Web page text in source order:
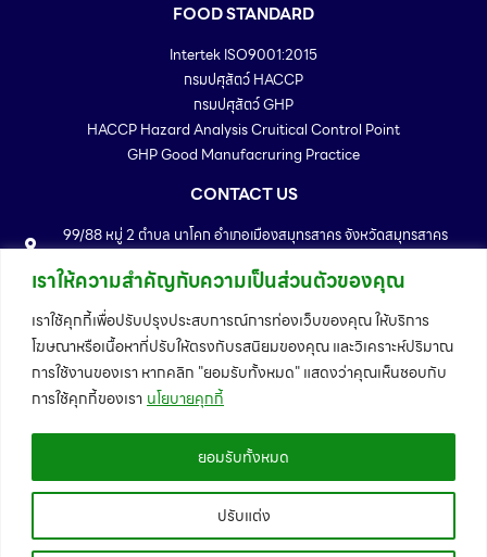
เราให้ความสำคัญกับความเป็นส่วนตัวของคุณ
เราใช้คุกกี้เพื่อปรับปรุงประสบการณ์การท่องเว็บของคุณ ให้บริการ
โฆษณาหรือเนื้อหาที่ปรับให้ตรงกับรสนิยมของคุณ และวิเคราะห์ปริมาณ
การใช้งานของเรา หากคลิก "ยอมรับทั้งหมด" แสดงว่าคุณเห็นชอบกับ
การใช้คุกกี้ของเรา นโยบายคุกกี้
ปรับแต่ง
ยอมรับทั้งหมด
FOOD STANDARD
Intertek ISO9001:2015
กรมปศุสัตว์ HACCP
กรมปศุสัตว์ GHP
HACCP Hazard Analysis Cruitical Control Point
GHP Good Manufacruring Practice
CONTACT US
99/88 หมู่ 2 ตำบล นาโคก อำเภอเมืองสมุทรสาคร จังหวัดสมุทรสาคร
74000
Telephone : 034-886167 - 72
Email : info@trffeedmill.com
MAP